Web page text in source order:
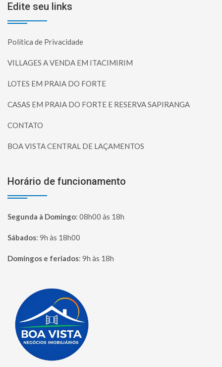
Edite seu links
Política de Privacidade
VILLAGES A VENDA EM ITACIMIRIM
LOTES EM PRAIA DO FORTE
CASAS EM PRAIA DO FORTE E RESERVA SAPIRANGA
CONTATO
BOA VISTA CENTRAL DE LAÇAMENTOS
Horário de funcionamento
Segunda à Domingo: 08h00 às 18h
Sábados: 9h às 18h00
Domingos e feriados: 9h às 18h
Página inicial